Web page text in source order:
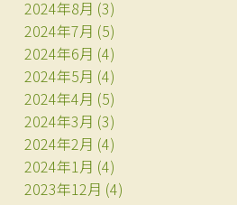
2024年8月 (3)
2024年7月 (5)
2024年6月 (4)
2024年5月 (4)
2024年4月 (5)
2024年3月 (3)
2024年2月 (4)
2024年1月 (4)
2023年12月 (4)